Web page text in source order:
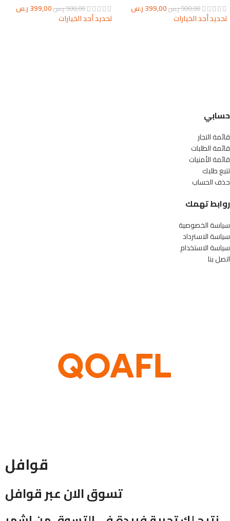
900,00ر.س399,00ر.س
تحديد أحد الخيارات
900,00ر.س399,00ر.س
تحديد أحد الخيارات
حسابي
قائمة التجار
قائمة الطلبات
قائمة الأمنيات
تتبع طلبك
حذف الحساب
روابط تهمك
سياسة الخصوصية
سياسة الاسترداد
سياسة الاستخدام
اتصل بنا
قوافل
تسوق الان عبر قوافل